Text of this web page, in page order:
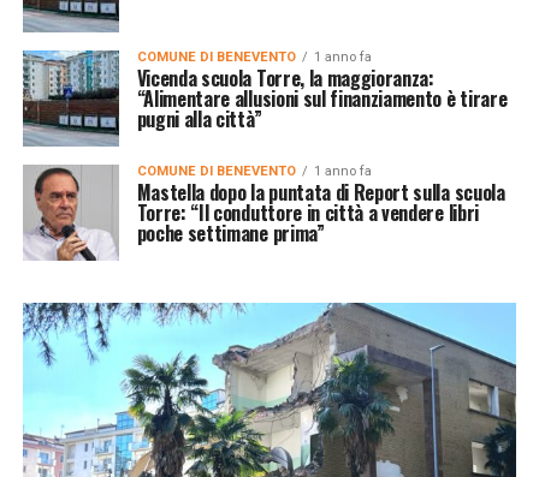
COMUNE DI BENEVENTO 1 anno fa
Vicenda scuola Torre, la maggioranza:
“Alimentare allusioni sul finanziamento è tirare
pugni alla città”
COMUNE DI BENEVENTO 1 anno fa
Mastella dopo la puntata di Report sulla scuola
Torre: “Il conduttore in città a vendere libri
poche settimane prima”